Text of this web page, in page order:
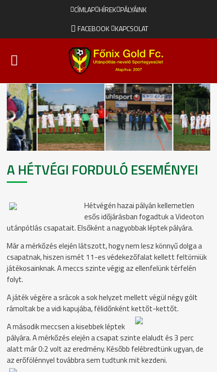
CÍMLAP HÍREK PÁLYÁINK
FACEBOOK KAPCSOLAT
A HÉTVÉGI FORDULÓ ESEMÉNYEI
Hétvégén hazai pályán kellemetlen
esős időjárásban fogadtuk a Videoton
utánpótlás csapatait.Elsőként a nagyobbak léptek pályára.
Már a mérkőzés elején látszott, hogy nem lesz könnyű dolga a
csapatnak, hiszen ismét 11-es védekezőfalat kellett feltörniük
játékosainknak. A meccs szinte végig az ellenfelünk térfelén
folyt.
A játék végére a srácok a sok helyzet mellett végül négy gólt
rámoltak be a vidi kapujába, félidőnként kettőt-kettőt.
A második meccsen a kisebbek léptek
pályára. A mérkőzés elején a csapat szinte elaludt és 3 perc
alatt már 0:2 volt az eredmény. Később felébredtünk ugyan, de
az erőfölénnyel továbbra sem tudtunk mitkezdeni.